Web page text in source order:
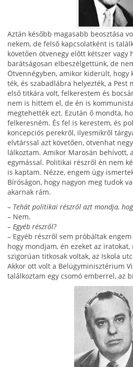
Aztán később magasabb beosztása
nekem, de felső kapcsolatként is
követően ötvenegy előtt két­szer vagy
barátságosan elbe­szélgettünk, de
Ötvennégy­ben, amikor kiderült,
ték, és szabadlábra helyezték, a Pest
első titkára volt, felkerestem és
nem is hittem el, de én is
megtehették ezt. Ezután ő mondta,
felkeresném. És fel is kerestem, és
koncepciós perek­ről, ilyesmikről
elvtárssal azt követően, ötvenhat
lálkoztam. Amikor Marosán behívott,
egymással. Politikai részről én nem
is kaptam. Nézze, engem úgy
Bíróságon, hogy nagyon meg tudok
akarnak rám.
– Tehát politikai részről azt mondja,
– Nem.
– Egyéb részről?
– Egyéb részről sem próbáltak
hogy mondjam, én ezeket az
szigorúan titkosak voltak, az Iskola
Akkor ott volt a Belügymi­nisztérium
találkoztam egy csomó emberrel, az